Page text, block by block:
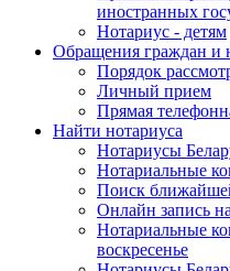
иностранных
Нотариус - детям
Обращения граждан и
Порядок
Личный прием
Прямая
Найти нотариуса
Нотариусы
Нотариальные
Поиск
Онлайн запись
Нотариальные
воскресенье